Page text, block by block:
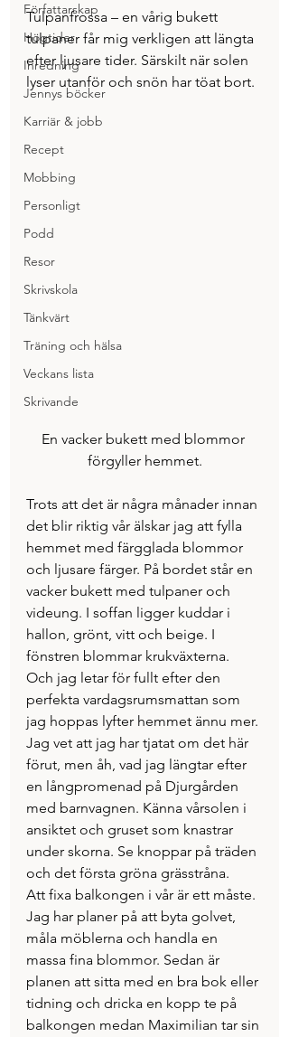
Författarskap
Högtider
Inredning
Jennys böcker
Karriär & jobb
Recept
Mobbing
Personligt
Podd
Resor
Skrivskola
Tänkvärt
Träning och hälsa
Veckans lista
Skrivande
Tulpanfrossa – en vårig bukett
tulpaner får mig verkligen att längta
efter ljusare tider. Särskilt när solen
lyser utanför och snön har töat bort.
En vacker bukett med blommor
förgyller hemmet.
Trots att det är några månader innan
det blir riktig vår älskar jag att fylla
hemmet med färgglada blommor
och ljusare färger. På bordet står en
vacker bukett med tulpaner och
videung. I soffan ligger kuddar i
hallon, grönt, vitt och beige. I
fönstren blommar krukväxterna.
Och jag letar för fullt efter den
perfekta vardagsrumsmattan som
jag hoppas lyfter hemmet ännu mer.
Jag vet att jag har tjatat om det här
förut, men åh, vad jag längtar efter
en långpromenad på Djurgården
med barnvagnen. Känna vårsolen i
ansiktet och gruset som knastrar
under skorna. Se knoppar på träden
och det första gröna grässtråna.
Att fixa balkongen i vår är ett måste.
Jag har planer på att byta golvet,
måla möblerna och handla en
massa fina blommor. Sedan är
planen att sitta med en bra bok eller
tidning och dricka en kopp te på
balkongen medan Maximilian tar sin